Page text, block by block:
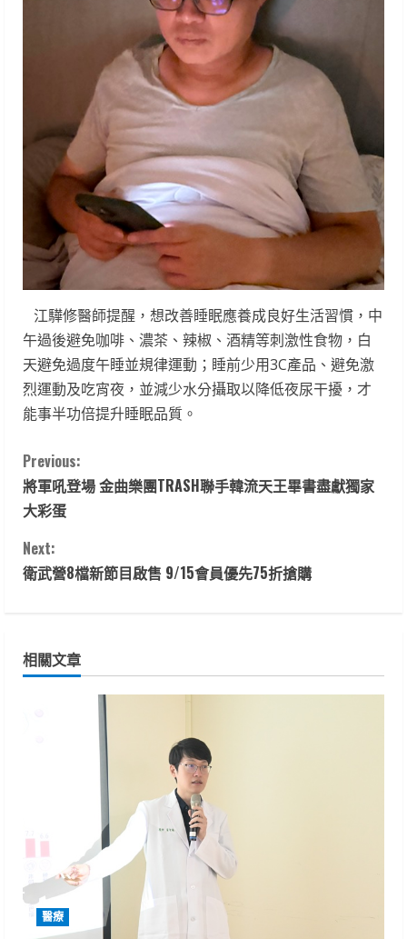
江驊修醫師提醒，想改善睡眠應養成良好生活習慣，中
午過後避免咖啡、濃茶、辣椒、酒精等刺激性食物，白
天避免過度午睡並規律運動；睡前少用3C產品、避免激
烈運動及吃宵夜，並減少水分攝取以降低夜尿干擾，才
能事半功倍提升睡眠品質。
C
o
n
t
n
a
d
Previous:
將軍吼登場 金曲樂團TRASH聯手韓流天王畢書盡獻獨家
大彩蛋
Next:
衛武營8檔新節目啟售 9/15會員優先75折搶購
相關文章
醫療